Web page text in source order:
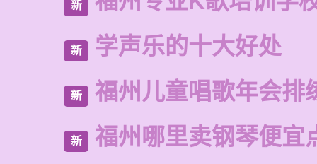
新
新 学声乐的十大好处
新 福州儿童唱歌年会排
新 福州哪里卖钢琴便宜